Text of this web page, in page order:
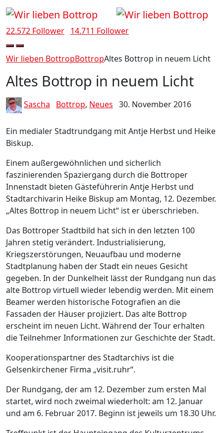
22.572 Follower 14.711 Follower
Wir lieben BottropBottropAltes Bottrop in neuem Licht
Altes Bottrop in neuem Licht
Sascha Bottrop, Neues 30. November 2016
Ein medialer Stadtrundgang mit Antje Herbst und Heike
Biskup.
Einem außergewöhnlichen und sicherlich
faszinierenden Spaziergang durch die Bottroper
Innenstadt bieten Gästeführerin Antje Herbst und
Stadtarchivarin Heike Biskup am Montag, 12. Dezember.
„Altes Bottrop in neuem Licht“ ist er überschrieben.
Das Bottroper Stadtbild hat sich in den letzten 100
Jahren stetig verändert. Industrialisierung,
Kriegszerstörungen, Neuaufbau und moderne
Stadtplanung haben der Stadt ein neues Gesicht
gegeben. In der Dunkelheit lässt der Rundgang nun das
alte Bottrop virtuell wieder lebendig werden. Mit einem
Beamer werden historische Fotografien an die
Fassaden der Häuser projiziert. Das alte Bottrop
erscheint im neuen Licht. Während der Tour erhalten
die Teilnehmer Informationen zur Geschichte der Stadt.
Kooperationspartner des Stadtarchivs ist die
Gelsenkirchener Firma „visit.ruhr“.
Der Rundgang, der am 12. Dezember zum ersten Mal
startet, wird noch zweimal wiederholt: am 12. Januar
und am 6. Februar 2017. Beginn ist jeweils um 18.30 Uhr.